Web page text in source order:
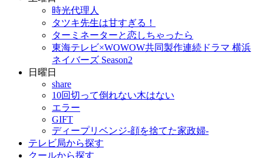
時光代理人
タツキ先生は甘すぎる！
ターミネーターと恋しちゃったら
東海テレビ×WOWOW共同製作連続ドラマ 横浜
ネイバーズ Season2
日曜日
share
10回切って倒れない木はない
エラー
GIFT
ディープリベンジ-顔を捨てた家政婦-
テレビ局から探す
クールから探す